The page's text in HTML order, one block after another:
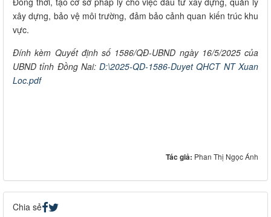
xây dựng, bảo vệ môi trường, đảm bảo cảnh quan kiến trúc khu
vực.
Đính kèm Quyết định số 1586/QĐ-UBND ngày 16/5/2025 của
UBND tỉnh Đồng Nai:D:\2025-QD-1586-Duyet QHCT NT Xuan
Loc.pdf
Tác giả: Phan Thị Ngọc Ánh
Chia sẻ